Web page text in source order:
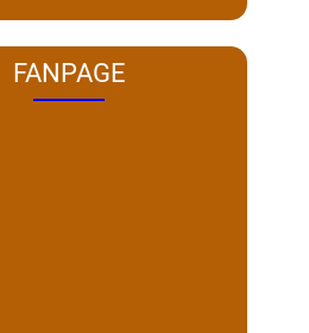
FANPAGE